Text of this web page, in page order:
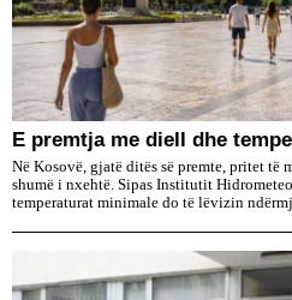
E premtja me diell dhe
Në Kosovë, gjatë ditës së premte, pritet të
shumë i nxehtë. Sipas Institutit
temperaturat minimale do të lëvizin